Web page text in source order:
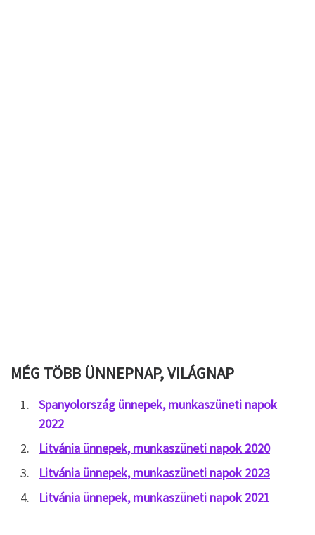
MÉG TÖBB ÜNNEPNAP, VILÁGNAP
Spanyolország ünnepek, munkaszüneti napok
2022
Litvánia ünnepek, munkaszüneti napok 2020
Litvánia ünnepek, munkaszüneti napok 2023
Litvánia ünnepek, munkaszüneti napok 2021